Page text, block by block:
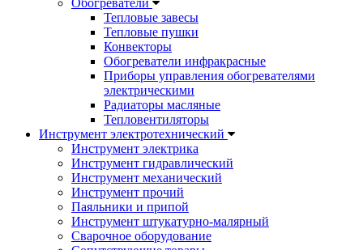
Обогреватели
Тепловые завесы
Тепловые пушки
Конвекторы
Обогреватели инфракрасные
Приборы управления обогревателями
электрическими
Радиаторы масляные
Тепловентиляторы
Инструмент электротехнический
Инструмент электрика
Инструмент гидравлический
Инструмент механический
Инструмент прочий
Паяльники и припой
Инструмент штукатурно-малярный
Сварочное оборудование